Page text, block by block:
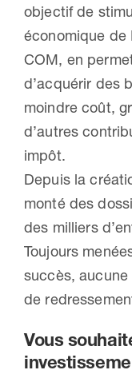
objectif de
économique de
COM, en
d’acquérir des
moindre coût,
d’autres
impôt.
Depuis la
monté des
des milliers
Toujours
succès, aucune
de
Vous